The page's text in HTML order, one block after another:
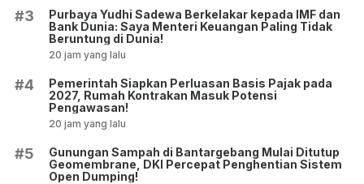
#3
Purbaya Yudhi Sadewa Berkelakar kepada IMF dan
Bank Dunia: Saya Menteri Keuangan Paling Tidak
Beruntung di Dunia!
20 jam yang lalu
#4
Pemerintah Siapkan Perluasan Basis Pajak pada
2027, Rumah Kontrakan Masuk Potensi
Pengawasan!
20 jam yang lalu
#5
Gunungan Sampah di Bantargebang Mulai Ditutup
Geomembrane, DKI Percepat Penghentian Sistem
Open Dumping!